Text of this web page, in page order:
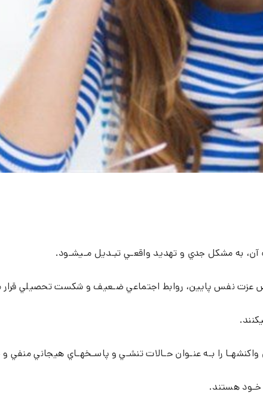
به مشكل جدي و تهديد واقعـي تبـديل مـيشـود.
عزت نفس پايين، روابط اجتماعي ضـعيف و شكست تحصيلي
را بـه عنـوان حـالات تنشـي و پاسـخهـاي هيجاني منفي
خـود هستند.